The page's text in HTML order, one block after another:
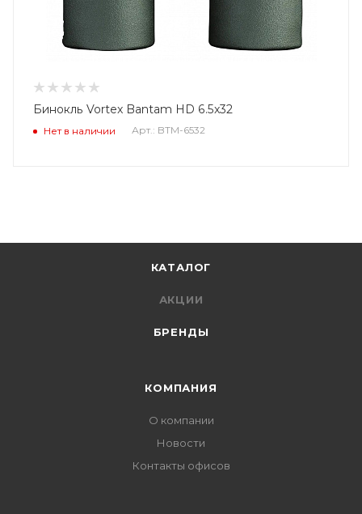
Бинокль Vortex Bantam HD 6.5x32
Нет в наличии Арт.: BTM-6532
КАТАЛОГ
АКЦИИ
БРЕНДЫ
КОМПАНИЯ
О компании
Новости
Контакты офисов